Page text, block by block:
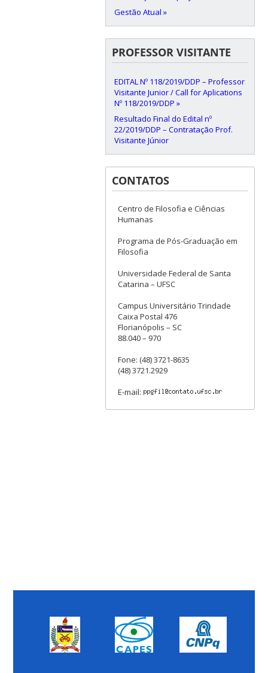
Gestão Atual »
PROFESSOR VISITANTE
EDITAL Nº 118/2019/DDP – Professor
Visitante Junior / Call for Aplications
Nº 118/2019/DDP »
Resultado Final do Edital nº
22/2019/DDP – Contratação Prof.
Visitante Júnior
CONTATOS
Centro de Filosofia e Ciências
Humanas
Programa de Pós-Graduação em
Filosofia
Universidade Federal de Santa
Catarina – UFSC
Campus Universitário Trindade
Caixa Postal 476
Florianópolis – SC
88.040 – 970
Fone: (48) 3721-8635
(48) 3721.2929
E-mail: